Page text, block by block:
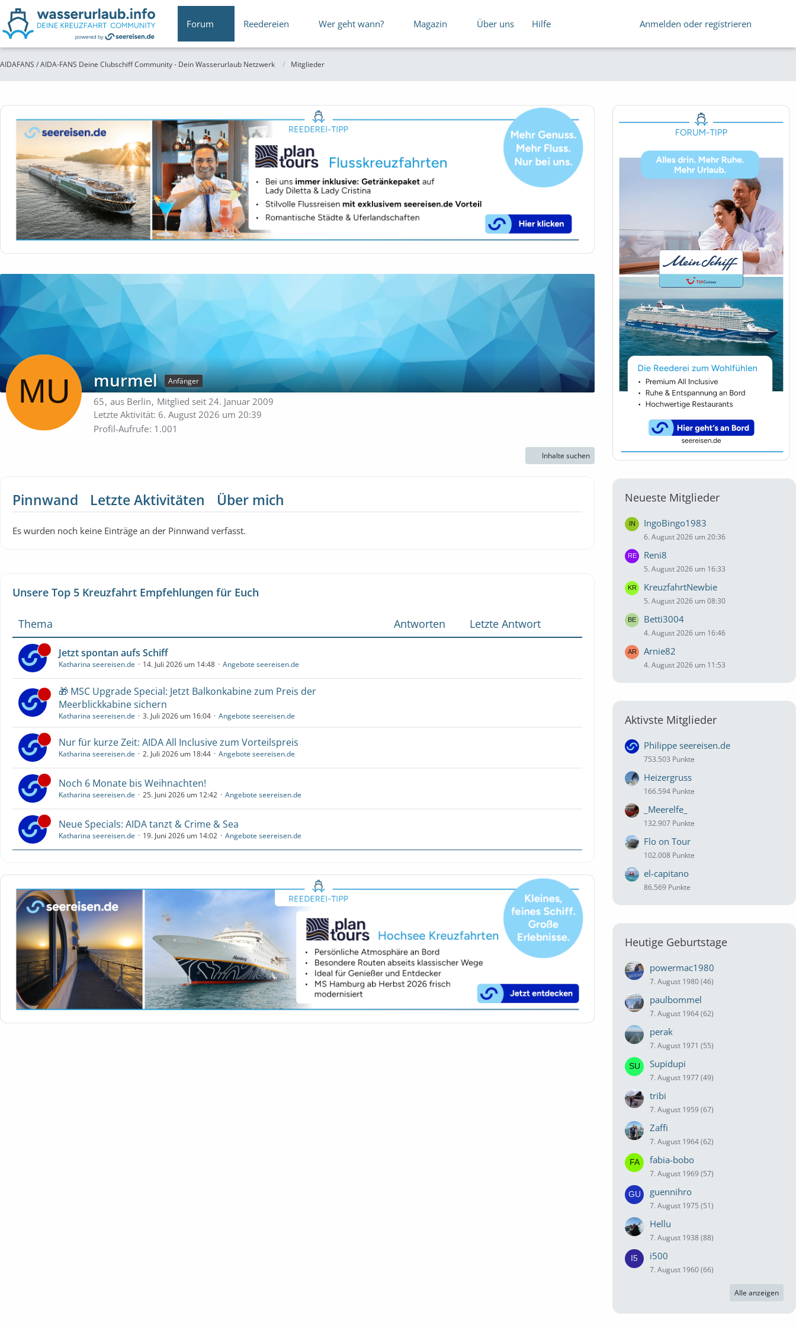
Forum Reedereien Wer geht wann? Magazin Über uns Hilfe Anmelden oder registrieren
AIDAFANS / AIDA-FANS Deine Clubschiff Community - Dein Wasserurlaub Netzwerk Mitglieder
murmel Anfänger
65 aus Berlin Mitglied seit 24. Januar 2009
Letzte Aktivität: 6. August 2026 um 20:39
Profil-Aufrufe 1.001
Inhalte suchen
Pinnwand Letzte Aktivitäten Über mich
Es wurden noch keine Einträge an der Pinnwand verfasst.
Unsere Top 5 Kreuzfahrt Empfehlungen für Euch
Thema Antworten Letzte Antwort
Jetzt spontan aufs Schiff
Katharina seereisen.de 14. Juli 2026 um 14:48 Angebote seereisen.de
🎁 MSC Upgrade Special: Jetzt Balkonkabine zum Preis der
Meerblickkabine sichern
Katharina seereisen.de 3. Juli 2026 um 16:04 Angebote seereisen.de
Nur für kurze Zeit: AIDA All Inclusive zum Vorteilspreis
Katharina seereisen.de 2. Juli 2026 um 18:44 Angebote seereisen.de
Noch 6 Monate bis Weihnachten!
Katharina seereisen.de 25. Juni 2026 um 12:42 Angebote seereisen.de
Neue Specials: AIDA tanzt & Crime & Sea
Katharina seereisen.de 19. Juni 2026 um 14:02 Angebote seereisen.de
Neueste Mitglieder
IngoBingo1983
6. August 2026 um 20:36
Reni8
5. August 2026 um 16:33
KreuzfahrtNewbie
5. August 2026 um 08:30
Betti3004
4. August 2026 um 16:46
Arnie82
4. August 2026 um 11:53
Aktivste Mitglieder
Philippe seereisen.de
753.503 Punkte
Heizergruss
166.594 Punkte
_Meerelfe_
132.907 Punkte
Flo on Tour
102.008 Punkte
el-capitano
86.569 Punkte
Heutige Geburtstage
powermac1980
7. August 1980 (46)
paulbommel
7. August 1964 (62)
perak
7. August 1971 (55)
Supidupi
7. August 1977 (49)
tribi
7. August 1959 (67)
Zaffi
7. August 1964 (62)
fabia-bobo
7. August 1969 (57)
guennihro
7. August 1975 (51)
Hellu
7. August 1938 (88)
i500
7. August 1960 (66)
Alle anzeigen